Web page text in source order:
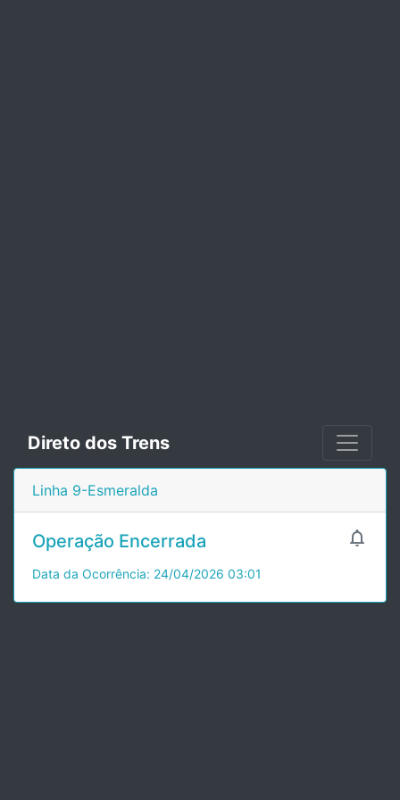
Direto dos Trens
Linha 9-Esmeralda

Operação Encerrada
Data da Ocorrência: 24/04/2026 03:01